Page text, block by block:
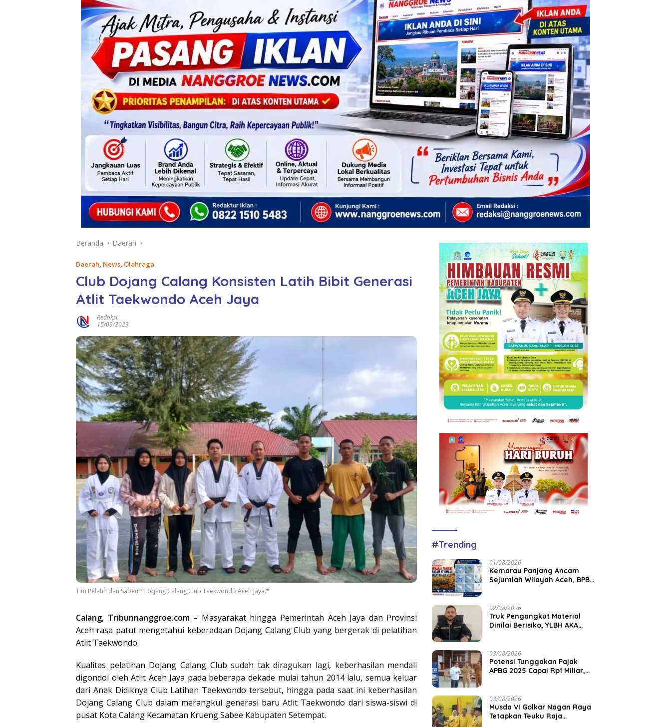
Beranda Daerah
Daerah, News, Olahraga
Club Dojang Calang Konsisten Latih Bibit Generasi
Atlit Taekwondo Aceh Jaya
Redaksi
15/09/2023
Tim Pelatih dan Sabeum Dojang Calang Club Taekwondo Aceh Jaya.*
Calang, Tribunnanggroe.com– Masyarakat hingga Pemerintah Aceh Jaya dan Provinsi
Aceh rasa patut mengetahui keberadaan Dojang Calang Club yang bergerak di pelatihan
Atlit Taekwondo.
Kualitas pelatihan Dojang Calang Club sudah tak diragukan lagi, keberhasilan mendali
digondol oleh Atlit Aceh Jaya pada beberapa dekade mulai tahun 2014 lalu, semua keluar
dari Anak Didiknya Club Latihan Taekwondo tersebut, hingga pada saat ini keberhasilan
Dojang Calang Club dalam merangkul generasi baru Atlit Taekwondo dari siswa-siswi di
pusat Kota Calang Kecamatan Krueng Sabee Kabupaten Setempat.
#Trending
01/08/2026
Kemarau Panjang Ancam
Sejumlah Wilayah Aceh, BPBK
02/08/2026
Truk Pengangkut Material
Dinilai Berisiko, YLBH AKA
03/08/2026
Potensi Tunggakan Pajak
APBG 2025 Capai Rp1 Miliar,
03/08/2026
Musda VI Golkar Nagan Raya
Tetapkan Teuku Raja